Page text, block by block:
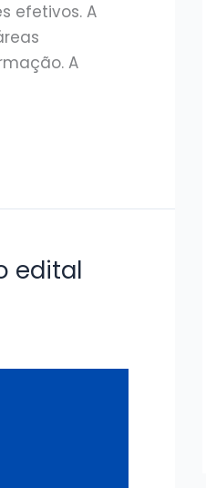
efetivos. A
A
edital